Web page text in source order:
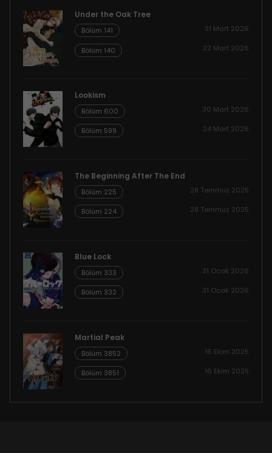
Under the Oak Tree
Bölüm 141 31 Mart 2026
Bölüm 140 22 Mart 2026
Lookism
Bölüm 600 30 Mart 2026
Bölüm 599 24 Mart 2026
The Beginning After The End
Bölüm 225 28 Temmuz 2025
Bölüm 224 28 Temmuz 2025
Blue Lock
Bölüm 333 31 Ocak 2026
Bölüm 332 31 Ocak 2026
Martial Peak
Bölüm 3852 16 Ekim 2025
Bölüm 3851 16 Ekim 2025